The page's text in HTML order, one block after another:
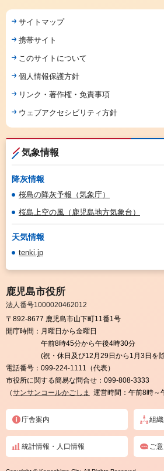
サイトマップ
携帯サイト
このサイトについて
個人情報保護方針
リンク・著作権・免責事項
ウェブアクセシビリティ方針
気象情報
降灰情報
桜島の降灰予報（気象庁）
桜島上空の風（鹿児島地方気象台）
天気情報
tenki.jp
鹿児島市役所
法人番号1000020462012
〒892-8677 鹿児島市山下町11番1号
開庁時間： 月曜日から金曜日
午前8時45分から午後4時30分
(祝・休日及び12月29日から1月3日を
電話番号： 099-224-1111（代表）
市役所に関する簡易な問合せ： 099-808-3333
（サンサンコールかごしま 運営時間：午前8時～
庁舎案内 組
統計情報・人口情報 ご